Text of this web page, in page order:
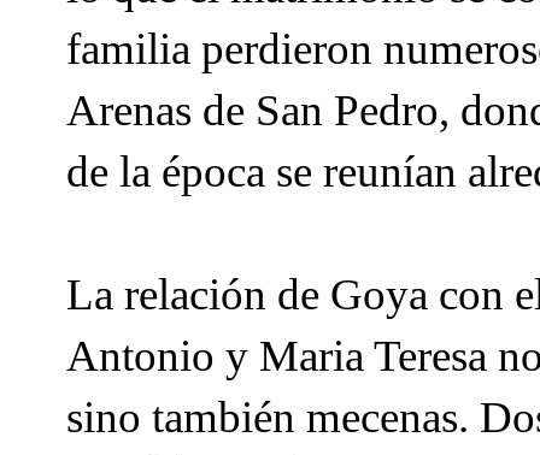
familia perdieron
Arenas de San Pedro,
de la época se reunían
La relación de Goya con
Antonio y Maria Teresa
sino también mecenas.